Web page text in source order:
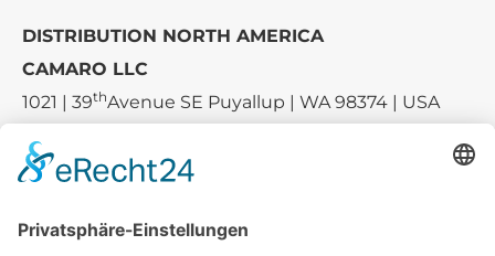
DISTRIBUTION NORTH AMERICA
CAMARO LLC
1021 | 39thAvenue SE Puyallup | WA 98374 | USA
Tel.:+1 253-867-57 35